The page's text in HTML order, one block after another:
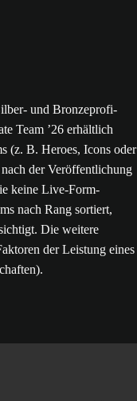
und Bronzeprofi-
Team ’26 erhältlich
(z. B. Heroes, Icons oder
der Veröffentlichung
keine Live-Form-
nach Rang sortiert,
Die weitere
der Leistung eines